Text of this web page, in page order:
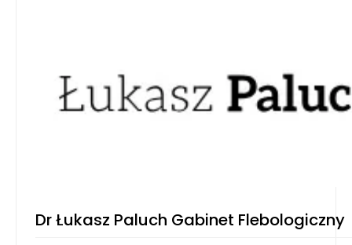
Dr Łukasz Paluch Gabinet Flebologiczny